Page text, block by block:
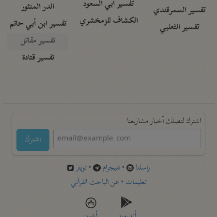
تفسير السمرقندي
تفسير الثعلبي
تفسير أبي السعود
الكشاف للزمخشري
الدر المنثور
تفسير ابن أبي حاتم
تفسير مقاتل
تفسير قتادة
اشترك لتصلك أخبار مشاريعنا
اشترك
راسلنا •تليجرام •تويتر
تعليمات •عن الباحث القرآني